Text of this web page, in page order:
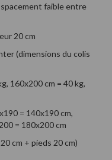
faible entre
20 cm
(dimensions du colis
160x200 cm = 40 kg,
= 140x190 cm,
= 180x200 cm
cm + pieds 20 cm)